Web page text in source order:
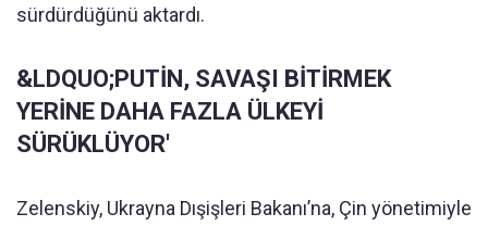
sürdürdüğünü aktardı.
&LDQUO;PUTİN, SAVAŞI BİTİRMEK
YERİNE DAHA FAZLA ÜLKEYİ
SÜRÜKLÜYOR'
Zelenskiy, Ukrayna Dışişleri Bakanı’na, Çin yönetimiyle